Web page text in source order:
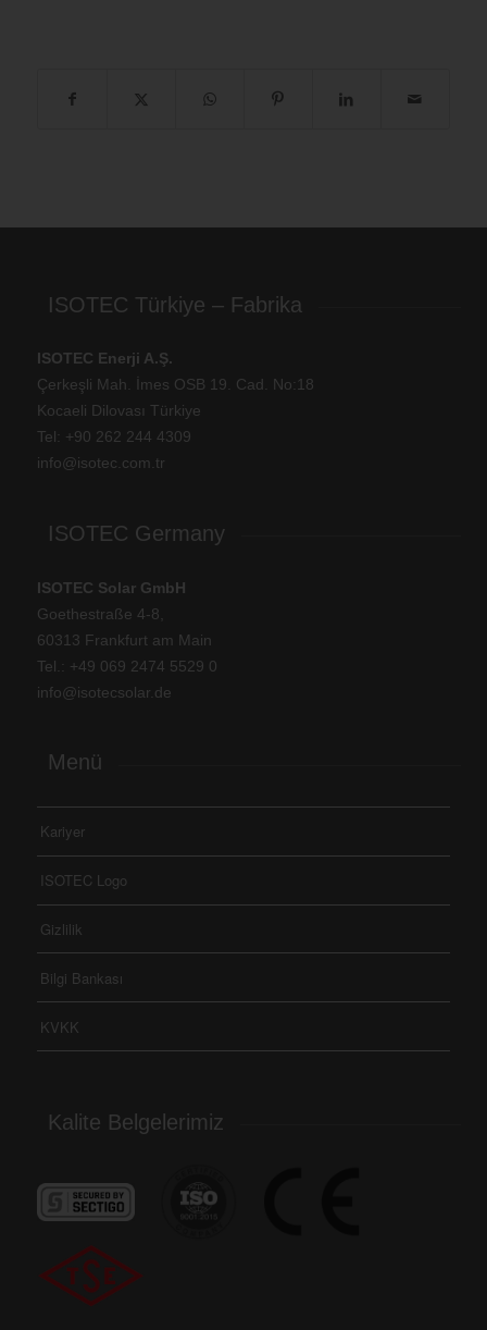
ISOTEC Türkiye – Fabrika
ISOTEC Enerji A.Ş.
Çerkeşli Mah. İmes OSB 19. Cad. No:18
Kocaeli Dilovası Türkiye
Tel: +90 262 244 4309
info@isotec.com.tr
ISOTEC Germany
ISOTEC Solar GmbH
Goethestraße 4-8,
60313 Frankfurt am Main
Tel.: +49 069 2474 5529 0
info@isotecsolar.de
Menü
Kariyer
ISOTEC Logo
Gizlilik
Bilgi Bankası
KVKK
Kalite Belgelerimiz